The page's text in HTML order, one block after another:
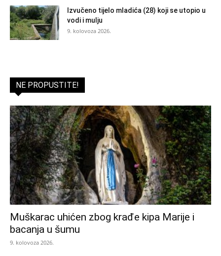
Izvučeno tijelo mladića (28) koji se utopio u
vodi i mulju
9. kolovoza 2026.
NE PROPUSTITE!
Muškarac uhićen zbog krađe kipa Marije i
bacanja u šumu
9. kolovoza 2026.